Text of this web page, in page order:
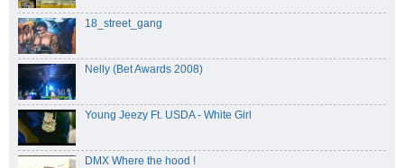
18_street_gang
Nelly (Bet Awards 2008)
Young Jeezy Ft. USDA - White Girl
DMX Where the hood !